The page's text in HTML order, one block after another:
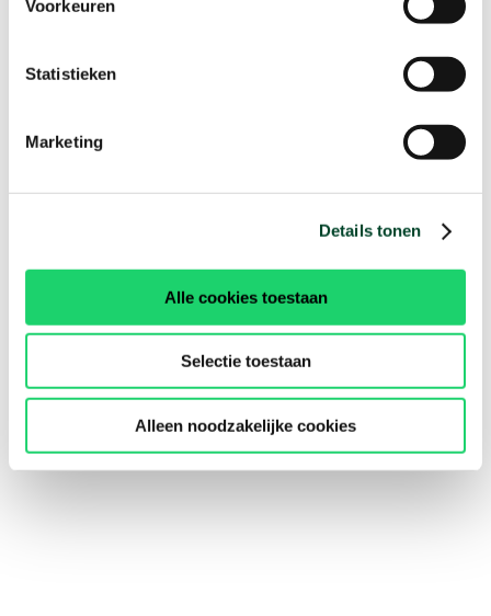
Voorkeuren
Statistieken
Marketing
Details tonen
Alle cookies toestaan
Selectie toestaan
Alleen noodzakelijke cookies